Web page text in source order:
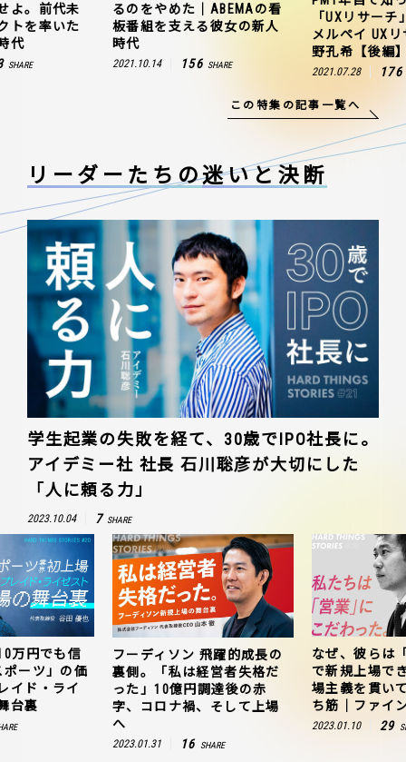
よ。前代未
トを率いた
代
SHARE
るのをやめた｜ABEMAの看
板番組を支える彼女の新人
時代
2021.10.14 156 SHARE
「UXリサー
メルペイ UX
野孔希【後編
2021.07.28 176
この特集の記事一覧へ
リーダーたちの迷いと決断
学生起業の失敗を経て、30歳でIPO社長に。
アイデミー社 社長 石川聡彦が大切にした
「人に頼る力」
2023.10.04 7 SHARE
万円でも信
ーツ」の価
イド・ライ
台裏
フーディソン 飛躍的成長の
裏側。「私は経営者失格だ
った」10億円調達後の赤
字、コロナ禍、そして上場
へ
2023.01.31 16 SHARE
なぜ、彼らは
で新規上場で
場主義を貫い
ち筋｜ファイ
2023.01.10 29